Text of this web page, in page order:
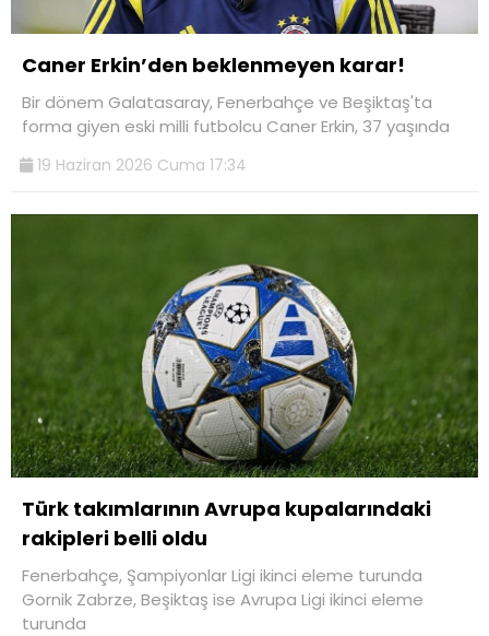
Caner Erkin’den beklenmeyen karar!
Bir dönem Galatasaray, Fenerbahçe ve Beşiktaş'ta
forma giyen eski milli futbolcu Caner Erkin, 37 yaşında
19 Haziran 2026 Cuma 17:34
Türk takımlarının Avrupa kupalarındaki
rakipleri belli oldu
Fenerbahçe, Şampiyonlar Ligi ikinci eleme turunda
Gornik Zabrze, Beşiktaş ise Avrupa Ligi ikinci eleme
turunda